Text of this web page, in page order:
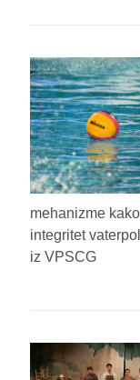
mehanizme
integritet
iz VPSCG